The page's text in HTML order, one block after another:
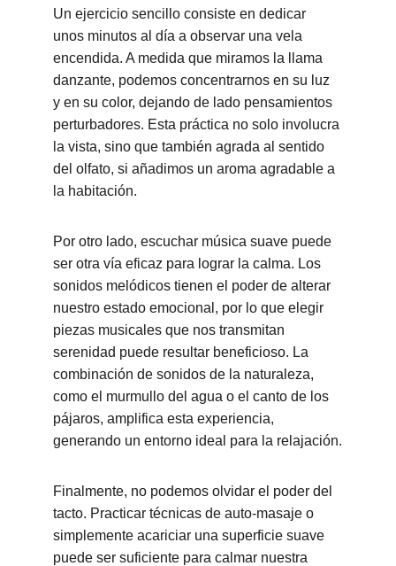
Un ejercicio sencillo consiste en dedicar
unos minutos al día a observar una vela
encendida. A medida que miramos la llama
danzante, podemos concentrarnos en su luz
y en su color, dejando de lado pensamientos
perturbadores. Esta práctica no solo involucra
la vista, sino que también agrada al sentido
del olfato, si añadimos un aroma agradable a
la habitación.
Por otro lado, escuchar música suave puede
ser otra vía eficaz para lograr la calma. Los
sonidos melódicos tienen el poder de alterar
nuestro estado emocional, por lo que elegir
piezas musicales que nos transmitan
serenidad puede resultar beneficioso. La
combinación de sonidos de la naturaleza,
como el murmullo del agua o el canto de los
pájaros, amplifica esta experiencia,
generando un entorno ideal para la relajación.
Finalmente, no podemos olvidar el poder del
tacto. Practicar técnicas de auto-masaje o
simplemente acariciar una superficie suave
puede ser suficiente para calmar nuestra